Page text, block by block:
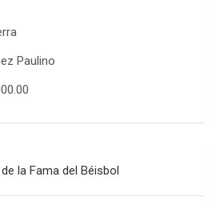
Paulino
la Fama del Béisbol